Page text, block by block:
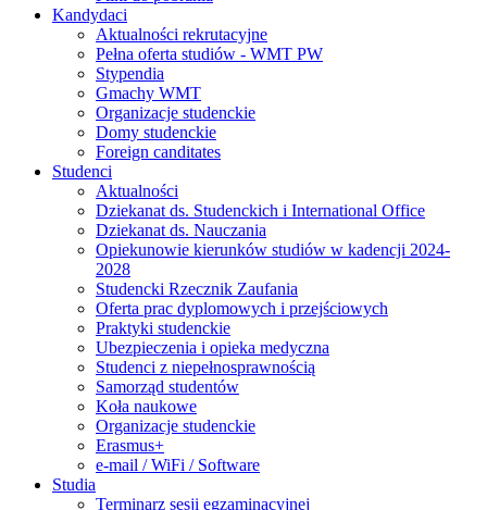
Kandydaci
Aktualności rekrutacyjne
Pełna oferta studiów - WMT PW
Stypendia
Gmachy WMT
Organizacje studenckie
Domy studenckie
Foreign canditates
Studenci
Aktualności
Dziekanat ds. Studenckich i International Office
Dziekanat ds. Nauczania
Opiekunowie kierunków studiów w kadencji 2024-
2028
Studencki Rzecznik Zaufania
Oferta prac dyplomowych i przejściowych
Praktyki studenckie
Ubezpieczenia i opieka medyczna
Studenci z niepełnosprawnością
Samorząd studentów
Koła naukowe
Organizacje studenckie
Erasmus+
e-mail / WiFi / Software
Studia
Terminarz sesji egzaminacyjnej